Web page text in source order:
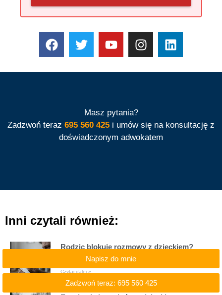
Masz pytania?
Zadzwoń teraz 695 560 425 i umów się na konsultację z
doświadczonym adwokatem
Inni czytali również:
Rodzic blokuje rozmowy z dzieckiem?
Zobacz, jak wywalczyć kontakt telefoniczny
Czytaj dalej »
Napisz do mnie
Zadzwoń teraz: 695 560 425